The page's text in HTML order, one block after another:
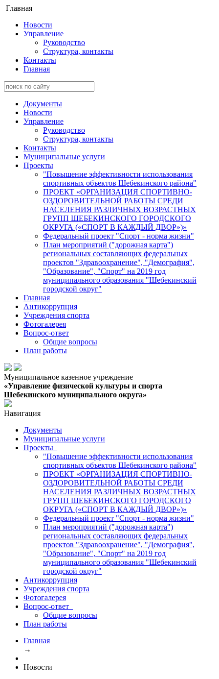
Главная
Новости
Управление
Руководство
Структура, контакты
Контакты
Главная
Документы
Новости
Управление
Руководство
Структура, контакты
Контакты
Муниципальные услуги
Проекты
"Повышение эффективности использования
спортивных объектов Шебекинского района"
ПРОЕКТ «ОРГАНИЗАЦИЯ СПОРТИВНО-
ОЗДОРОВИТЕЛЬНОЙ РАБОТЫ СРЕДИ
НАСЕЛЕНИЯ РАЗЛИЧНЫХ ВОЗРАСТНЫХ
ГРУПП ШЕБЕКИНСКОГО ГОРОДСКОГО
ОКРУГА («СПОРТ В КАЖДЫЙ ДВОР»)»
Федеральный проект "Спорт - норма жизни"
План мероприятий ("дорожная карта")
региональных составляющих федеральных
проектов "Здравоохранение", "Демография",
"Образование", "Спорт" на 2019 год
муниципального образования "Шебекинский
городской округ"
Главная
Антикоррупция
Учреждения спорта
Фотогалерея
Вопрос-ответ
Общие вопросы
План работы
Муниципальное казенное учреждение
«Управление физической культуры и спорта
Шебекинского муниципального округа»
Навигация
Документы
Муниципальные услуги
Проекты
"Повышение эффективности использования
спортивных объектов Шебекинского района"
ПРОЕКТ «ОРГАНИЗАЦИЯ СПОРТИВНО-
ОЗДОРОВИТЕЛЬНОЙ РАБОТЫ СРЕДИ
НАСЕЛЕНИЯ РАЗЛИЧНЫХ ВОЗРАСТНЫХ
ГРУПП ШЕБЕКИНСКОГО ГОРОДСКОГО
ОКРУГА («СПОРТ В КАЖДЫЙ ДВОР»)»
Федеральный проект "Спорт - норма жизни"
План мероприятий ("дорожная карта")
региональных составляющих федеральных
проектов "Здравоохранение", "Демография",
"Образование", "Спорт" на 2019 год
муниципального образования "Шебекинский
городской округ"
Антикоррупция
Учреждения спорта
Фотогалерея
Вопрос-ответ
Общие вопросы
План работы
Главная
→
Новости